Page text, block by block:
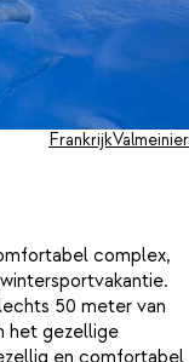
FrankrijkValmeinier
complex,
50 meter van
het gezellige
en comfortabel